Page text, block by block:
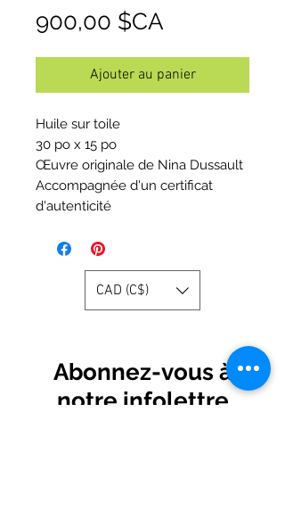
900,00 $CA
Ajouter au panier
Huile sur toile
30 po x 15 po
Œuvre originale de Nina Dussault
Accompagnée d'un certificat
d'autenticité
CAD (C$)
Abonnez-vous à
notre infolettre